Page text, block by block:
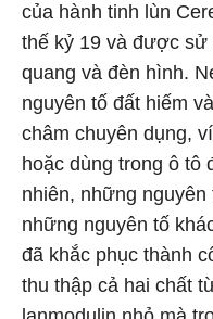
của hành tinh lùn
thế kỷ 19 và được sử
quang và đèn hình.
nguyên tố đất hiếm
châm chuyên dụng,
hoặc dùng trong ô tô
nhiên, những
những nguyên tố
đã khắc phục thành
thu thập cả hai chất